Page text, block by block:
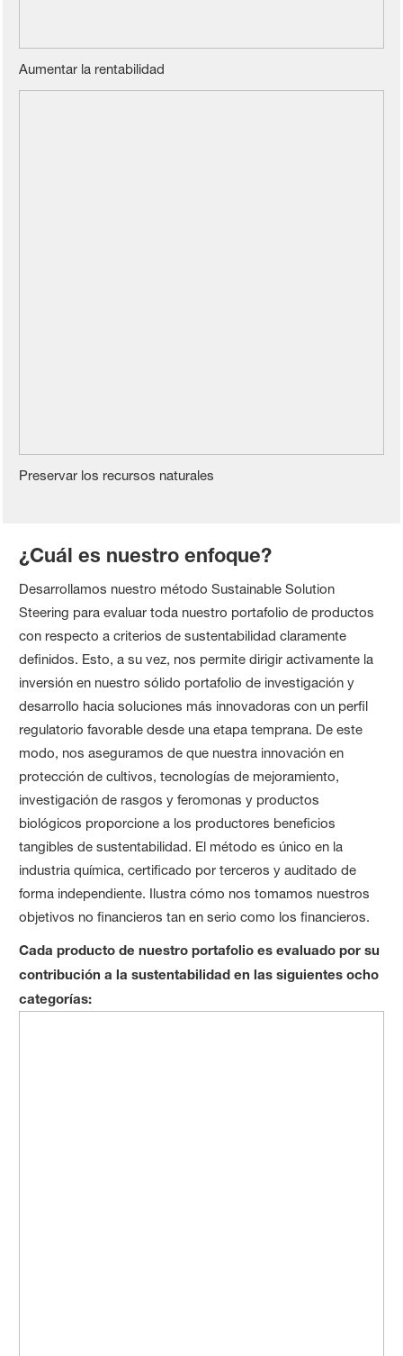
Aumentar la rentabilidad
Preservar los recursos naturales
¿Cuál es nuestro enfoque?
Desarrollamos nuestro método Sustainable Solution
Steering para evaluar toda nuestro portafolio de productos
con respecto a criterios de sustentabilidad claramente
definidos. Esto, a su vez, nos permite dirigir activamente la
inversión en nuestro sólido portafolio de investigación y
desarrollo hacia soluciones más innovadoras con un perfil
regulatorio favorable desde una etapa temprana. De este
modo, nos aseguramos de que nuestra innovación en
protección de cultivos, tecnologías de mejoramiento,
investigación de rasgos y feromonas y productos
biológicos proporcione a los productores beneficios
tangibles de sustentabilidad. El método es único en la
industria química, certificado por terceros y auditado de
forma independiente. Ilustra cómo nos tomamos nuestros
objetivos no financieros tan en serio como los financieros.
Cada producto de nuestro portafolio es evaluado por su
contribución a la sustentabilidad en las siguientes ocho
categorías: